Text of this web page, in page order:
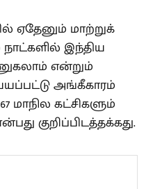
ஏதேனும் மாற்றுக்
நாட்களில் இந்திய
என்றும்
அங்கீகாரம்
மாநில கட்சிகளும்
குறிப்பிடத்தக்கது.